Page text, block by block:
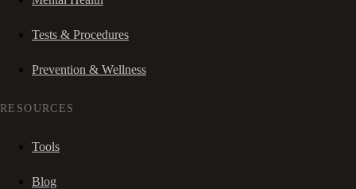
Tests & Procedures
Prevention & Wellness
RESOURCES
Tools
Blog